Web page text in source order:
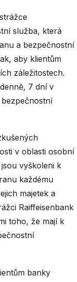
služba, která
a bezpečnostní
aby klientům
záležitostech.
7 dní v
v oblasti osobní
vyškoleni k
každému
majetek a
Raiffeisenbank
toho, že mají k
banky